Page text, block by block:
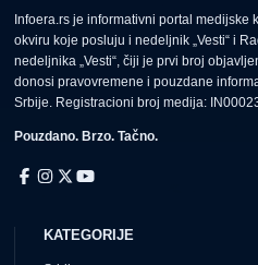
Infoera.rs je informativni portal medijske
okviru koje posluju i nedeljnik „Vesti“ i
nedeljnika „Vesti“, čiji je prvi broj
donosi pravovremene i pouzdane
Srbije. Registracioni broj medija:
Pouzdano. Brzo. Tačno.
KATEGORIJE